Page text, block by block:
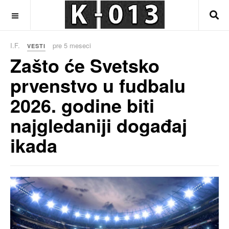
I.F. VESTI pre 5 meseci
Zašto će Svetsko
prvenstvo u fudbalu
2026. godine biti
najgledaniji događaj
ikada